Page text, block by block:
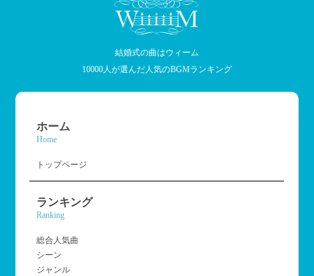
結婚式の曲はウィーム
10000人が選んだ人気のBGMランキング
ホーム
Home
トップページ
ランキング
Ranking
総合人気曲
シーン
ジャンル